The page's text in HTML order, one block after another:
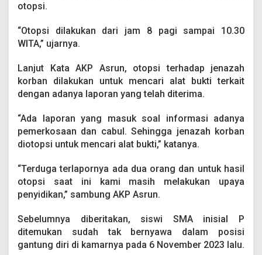
M
a
g
T
w
a
G
n
t
u
D
i
r
otopsi.
“Otopsi dilakukan dari jam 8 pagi sampai 10.30
WITA,” ujarnya.
Lanjut Kata AKP Asrun, otopsi terhadap jenazah
korban dilakukan untuk mencari alat bukti terkait
dengan adanya laporan yang telah diterima.
“Ada laporan yang masuk soal informasi adanya
pemerkosaan dan cabul. Sehingga jenazah korban
diotopsi untuk mencari alat bukti,” katanya.
“Terduga terlapornya ada dua orang dan untuk hasil
otopsi saat ini kami masih melakukan upaya
penyidikan,” sambung AKP Asrun.
Sebelumnya diberitakan, siswi SMA inisial P
ditemukan sudah tak bernyawa dalam posisi
gantung diri di kamarnya pada 6 November 2023 lalu.